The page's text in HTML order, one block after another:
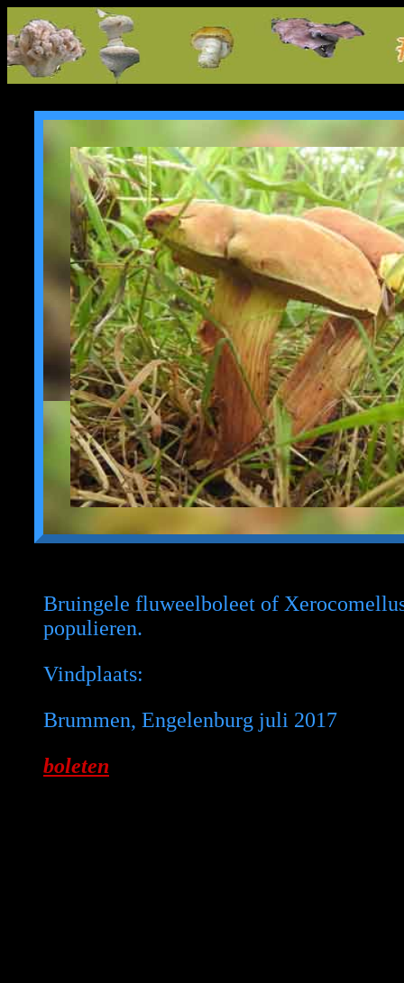
Bruingele fluweelboleet of
populieren.
Vindplaats:
Brummen, Engelenburg juli 2017
boleten